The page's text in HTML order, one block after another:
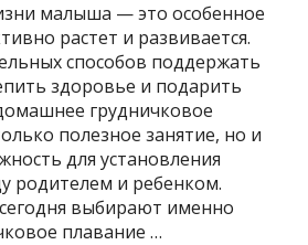
малыша — это особенное
растет и развивается.
способов поддержать
здоровье и подарить
грудничковое
полезное занятие, но и
для установления
родителем и ребенком.
выбирают именно
плавание …